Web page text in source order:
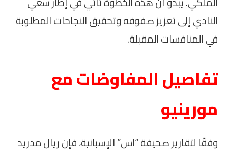
النادي إلى تعزيز صفوفه وتحقيق النجاحات المطلوبة
في المنافسات المقبلة.
تفاصيل المفاوضات مع
مورينيو
وفقًا لتقارير صحيفة “اس” الإسبانية، فإن ريال مدريد